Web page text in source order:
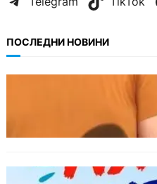
ПОСЛЕДНИ НОВИНИ
МЗХ:
издават
БЪЛГАРИЯ